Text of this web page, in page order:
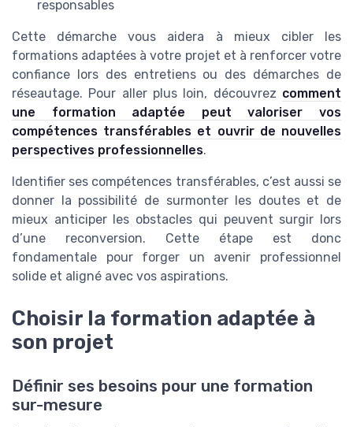
responsables
Cette démarche vous aidera à mieux cibler les
formations adaptées à votre projet et à renforcer votre
confiance lors des entretiens ou des démarches de
réseautage. Pour aller plus loin, découvrez comment
une formation adaptée peut valoriser vos
compétences transférables et ouvrir de nouvelles
perspectives professionnelles.
Identifier ses compétences transférables, c’est aussi se
donner la possibilité de surmonter les doutes et de
mieux anticiper les obstacles qui peuvent surgir lors
d’une reconversion. Cette étape est donc
fondamentale pour forger un avenir professionnel
solide et aligné avec vos aspirations.
Choisir la formation adaptée à
son projet
Définir ses besoins pour une formation
sur-mesure